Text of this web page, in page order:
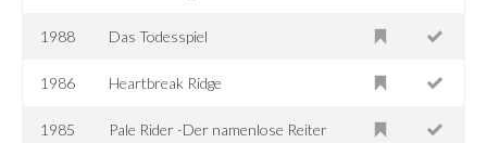
1988 Das Todesspiel
1986 Heartbreak Ridge
1985 Pale Rider -Der namenlose Reiter